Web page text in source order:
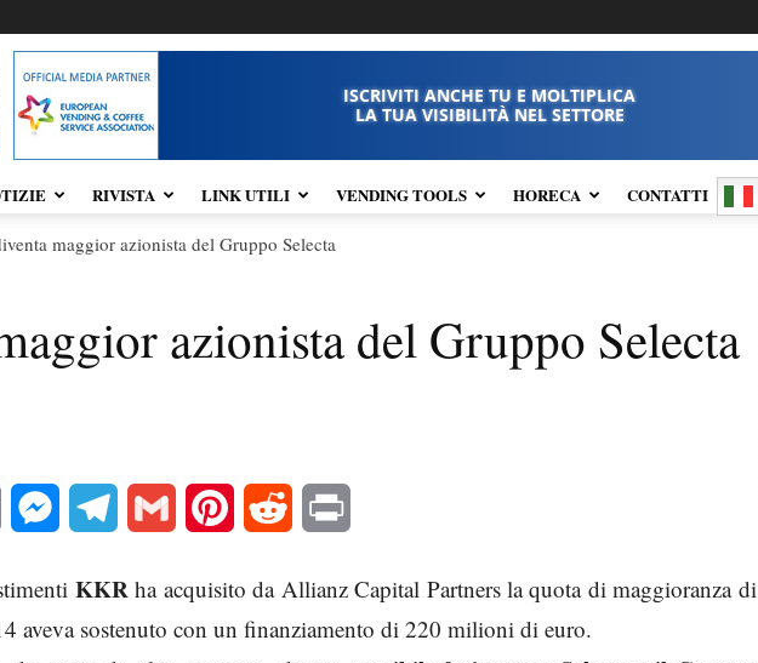
ISCRIVITI ANCHE TU E MOLTIPLICA
LA TUA VISIBILITÀ NEL SETTORE
RIVISTA LINK UTILI VENDING TOOLS HORECA CONTATTI
maggior azionista del Gruppo Selecta
azionista del Gruppo Selecta
Email MessengerTelegram Gmail Pinterest Reddit
KKRha acquisito da Allianz Capital Partners la quota di maggioranza di
aveva sostenuto con un finanziamento di 220 milioni di euro.